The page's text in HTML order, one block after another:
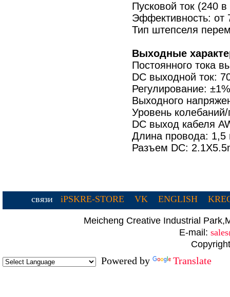
Пусковой ток (240
Эффективность: от
Тип штепселя
Выходные
Постоянного тока
DC выходной ток:
Регулирование:
Выходного
Уровень
DC выход кабеля
Длина провода: 1,5
Разъем DC:
связи iPSKRE-STORE VK ENGLISH
Meicheng Creative Industrial
E-mail:
Powered by Translate